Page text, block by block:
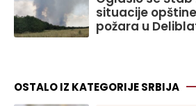
situacije
požara u
OSTALO IZ KATEGORIJE SRBIJA